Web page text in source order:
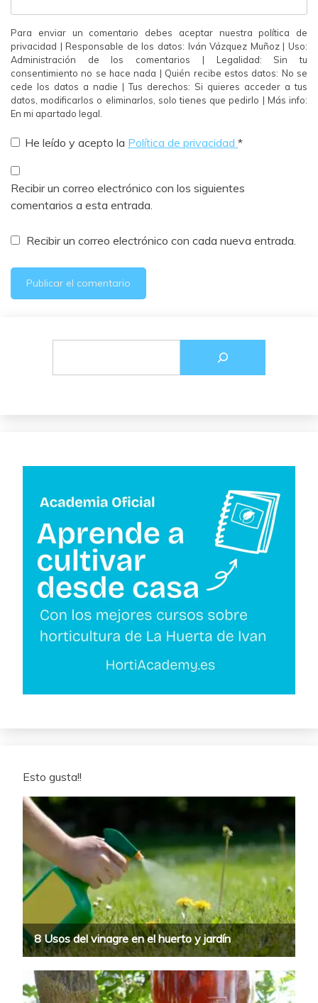
Para enviar un comentario debes aceptar nuestra política de
privacidad | Responsable de los datos: Iván Vázquez Muñoz | Uso:
Administración de los comentarios | Legalidad: Sin tu
consentimiento no se hace nada | Quién recibe estos datos: No se
cede los datos a nadie | Tus derechos: Si quieres acceder a tus
datos, modificarlos o eliminarlos, solo tienes que pedirlo | Más info:
En mi apartado legal.
He leído y acepto la Política de privacidad *
Recibir un correo electrónico con los siguientes
comentarios a esta entrada.
Recibir un correo electrónico con cada nueva entrada.
Esto gusta!!